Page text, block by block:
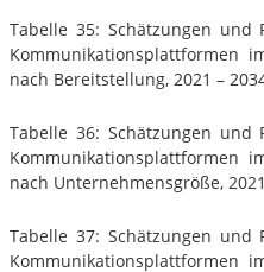
Tabelle 35: Schätzungen
Kommunikationsplattformen
nach Bereitstellung, 2021 –
Tabelle 36: Schätzungen
Kommunikationsplattformen
nach Unternehmensgröße,
Tabelle 37: Schätzungen
Kommunikationsplattformen